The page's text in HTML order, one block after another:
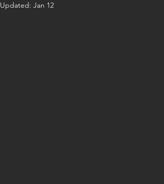
Updated: Jan 12